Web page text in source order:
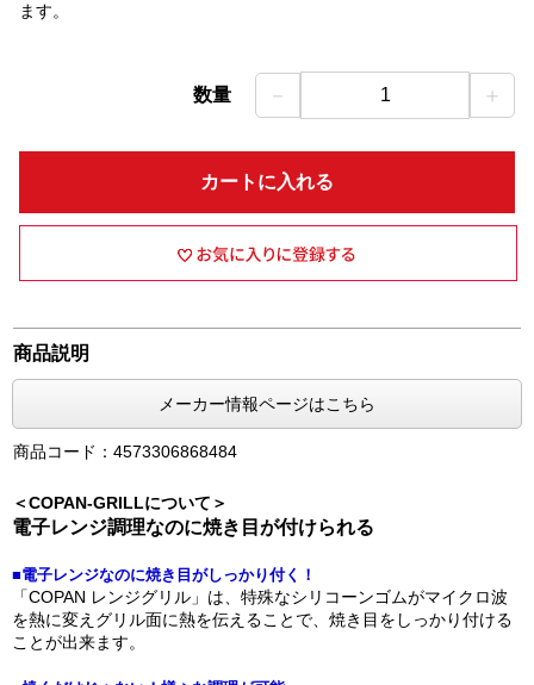
ます。
数量 － 1 ＋
カートに入れる
商品説明
メーカー情報ページはこちら
商品コード：4573306868484
＜COPAN-GRILLについて＞
電子レンジ調理なのに焼き目が付けられる
■電子レンジなのに焼き目がしっかり付く！
「COPAN レンジグリル」は、特殊なシリコーンゴムがマイクロ波
を熱に変えグリル面に熱を伝えることで、焼き目をしっかり付ける
ことが出来ます。